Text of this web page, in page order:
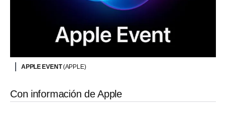
APPLE EVENT(APPLE)
Con información de Apple